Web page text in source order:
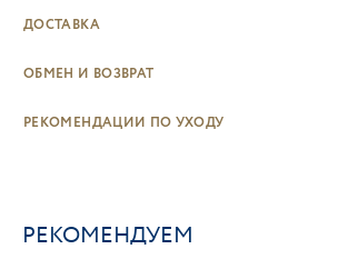
ДОСТАВКА
ОБМЕН И ВОЗВРАТ
РЕКОМЕНДАЦИИ ПО УХОДУ
РЕКОМЕНДУЕМ